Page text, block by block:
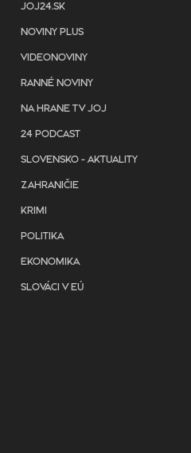
JOJ24.SK
NOVINY PLUS
VIDEONOVINY
RANNÉ NOVINY
NA HRANE TV JOJ
24 PODCAST
SLOVENSKO - AKTUALITY
ZAHRANIČIE
KRIMI
POLITIKA
EKONOMIKA
SLOVÁCI V EÚ